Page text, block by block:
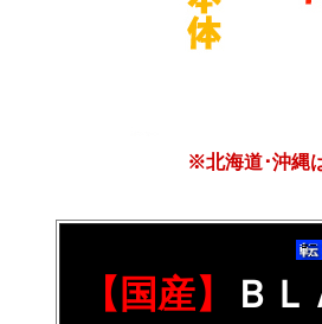
※北海道･沖縄
【国産】
Ｂ